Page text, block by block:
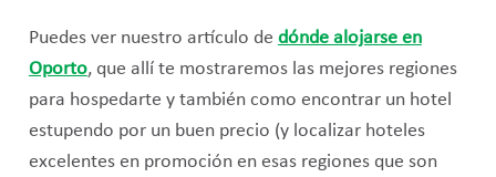
Puedes ver nuestro artículo de dónde alojarse en
Oporto, que allí te mostraremos las mejores regiones
para hospedarte y también como encontrar un hotel
estupendo por un buen precio (y localizar hoteles
excelentes en promoción en esas regiones que son